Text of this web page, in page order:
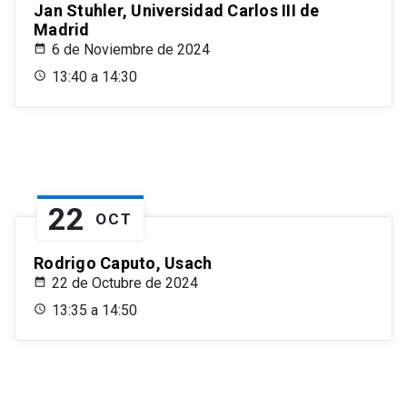
Jan Stuhler, Universidad Carlos III de
Madrid
6 de Noviembre de 2024
13:40 a 14:30
22 OCT
Rodrigo Caputo, Usach
22 de Octubre de 2024
13:35 a 14:50